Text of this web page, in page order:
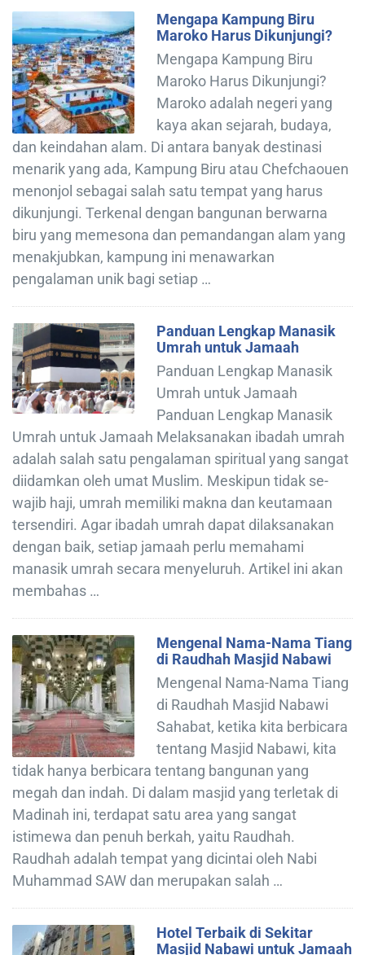
Mengapa Kampung Biru
Maroko Harus Dikunjungi?
Mengapa Kampung Biru
Maroko Harus Dikunjungi?
Maroko adalah negeri yang
kaya akan sejarah, budaya,
dan keindahan alam. Di antara banyak destinasi
menarik yang ada, Kampung Biru atau Chefchaouen
menonjol sebagai salah satu tempat yang harus
dikunjungi. Terkenal dengan bangunan berwarna
biru yang memesona dan pemandangan alam yang
menakjubkan, kampung ini menawarkan
pengalaman unik bagi setiap …
Panduan Lengkap Manasik
Umrah untuk Jamaah
Panduan Lengkap Manasik
Umrah untuk Jamaah
Panduan Lengkap Manasik
Umrah untuk Jamaah Melaksanakan ibadah umrah
adalah salah satu pengalaman spiritual yang sangat
diidamkan oleh umat Muslim. Meskipun tidak se-
wajib haji, umrah memiliki makna dan keutamaan
tersendiri. Agar ibadah umrah dapat dilaksanakan
dengan baik, setiap jamaah perlu memahami
manasik umrah secara menyeluruh. Artikel ini akan
membahas …
Mengenal Nama-Nama Tiang
di Raudhah Masjid Nabawi
Mengenal Nama-Nama Tiang
di Raudhah Masjid Nabawi
Sahabat, ketika kita berbicara
tentang Masjid Nabawi, kita
tidak hanya berbicara tentang bangunan yang
megah dan indah. Di dalam masjid yang terletak di
Madinah ini, terdapat satu area yang sangat
istimewa dan penuh berkah, yaitu Raudhah.
Raudhah adalah tempat yang dicintai oleh Nabi
Muhammad SAW dan merupakan salah …
Hotel Terbaik di Sekitar
Masjid Nabawi untuk Jamaah